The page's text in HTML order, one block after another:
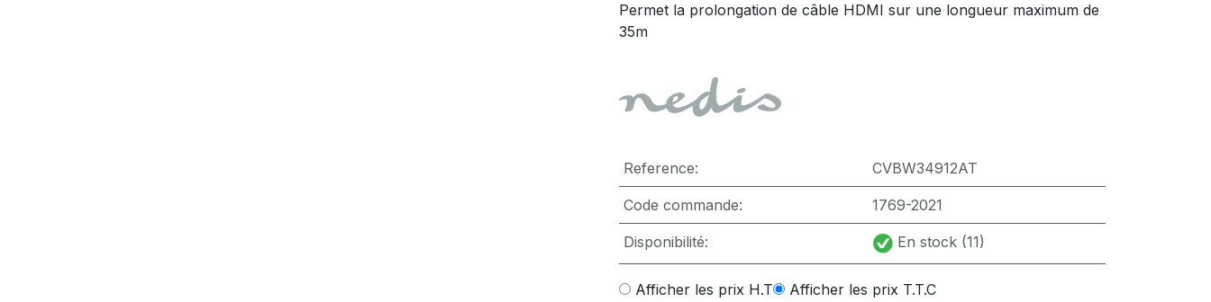
Permet la prolongation de câble HDMI sur une longueur maximum de
35m
Reference: CVBW34912AT
Code commande: 1769-2021
Disponibilité: En stock (11)
Afficher les prix H.T Afficher les prix T.T.C